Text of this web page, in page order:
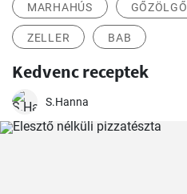
MARHAHÚS GŐZÖLGŐ
ZELLER BAB
Kedvenc receptek
S.Hanna